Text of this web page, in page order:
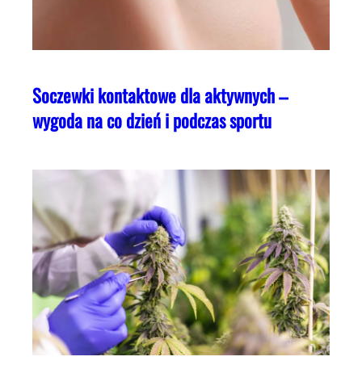
Soczewki kontaktowe dla aktywnych –
wygoda na co dzień i podczas sportu